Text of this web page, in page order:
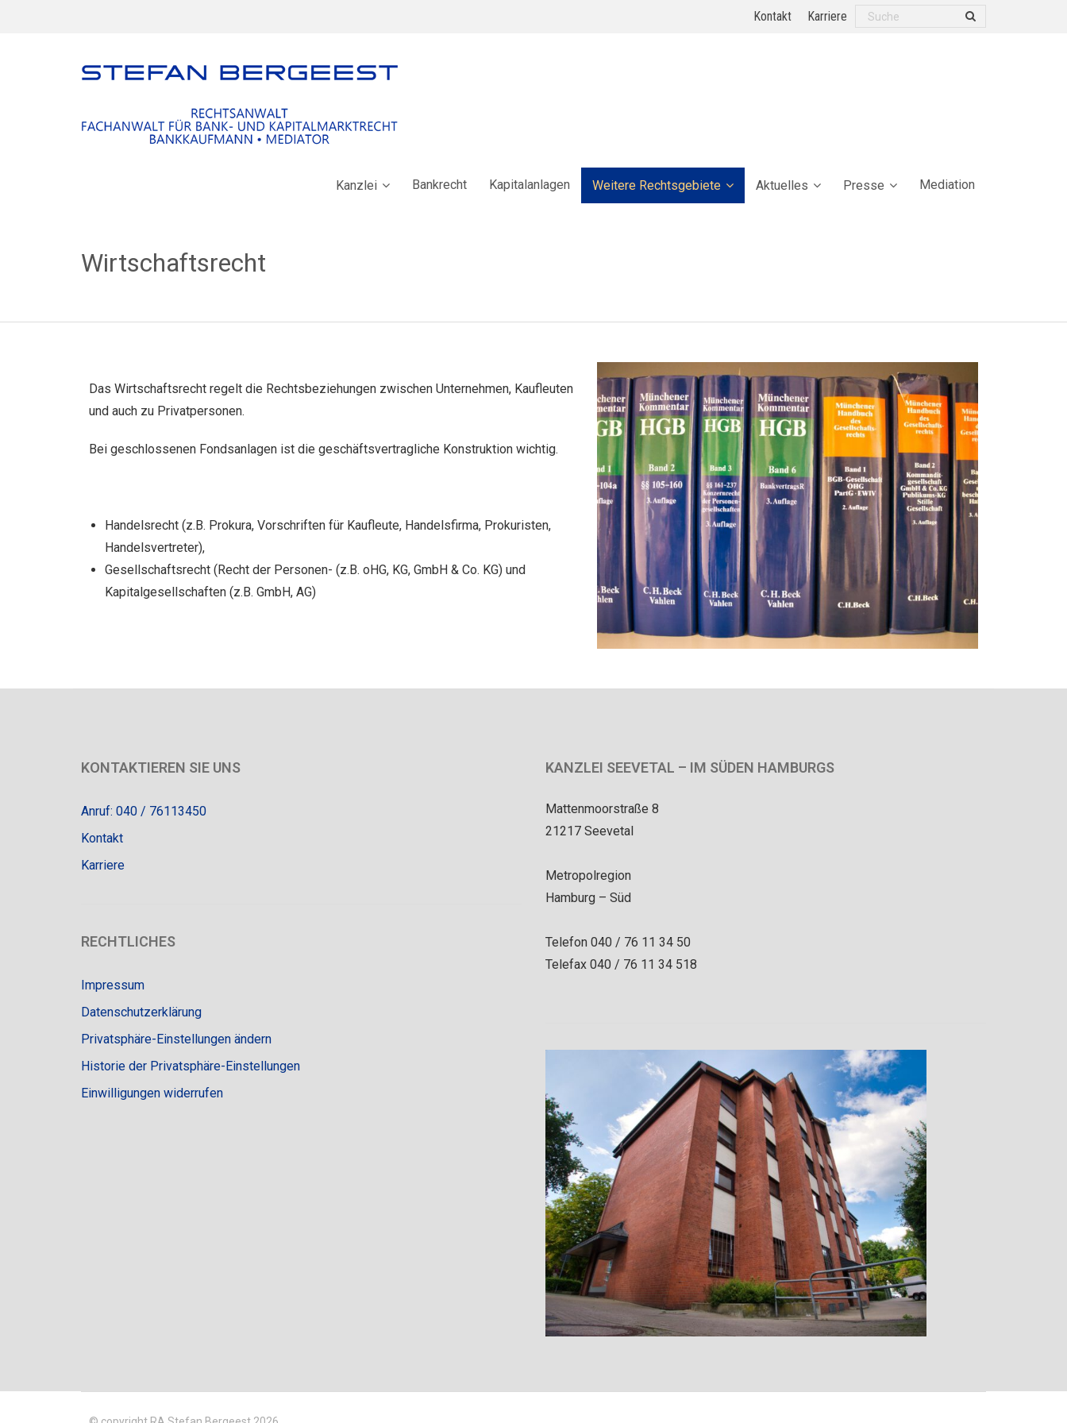
Karriere
Kontakt
Kanzlei Bankrecht Kapitalanlagen Weitere Rechtsgebiete Aktuelles Presse Mediation
Wirtschaftsrecht
Das Wirtschaftsrecht regelt die Rechtsbeziehungen zwischen Unternehmen, Kaufleuten
und auch zu Privatpersonen.
Bei geschlossenen Fondsanlagen ist die geschäftsvertragliche Konstruktion wichtig.
Handelsrecht (z.B. Prokura, Vorschriften für Kaufleute, Handelsfirma, Prokuristen,
Handelsvertreter),
Gesellschaftsrecht (Recht der Personen- (z.B. oHG, KG, GmbH & Co. KG) und
Kapitalgesellschaften (z.B. GmbH, AG)
KONTAKTIEREN SIE UNS
Anruf: 040 / 76113450
Kontakt
Karriere
RECHTLICHES
Impressum
Datenschutzerklärung
Privatsphäre-Einstellungen ändern
Historie der Privatsphäre-Einstellungen
Einwilligungen widerrufen
KANZLEI SEEVETAL – IM SÜDEN HAMBURGS
Mattenmoorstraße 8
21217 Seevetal
Metropolregion
Hamburg – Süd
Telefon 040 / 76 11 34 50
Telefax 040 / 76 11 34 518